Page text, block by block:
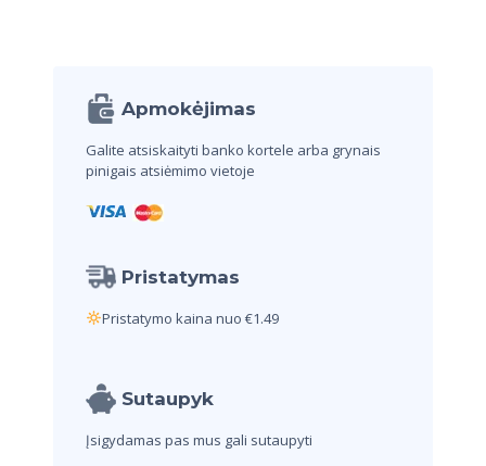
Apmokėjimas
Galite atsiskaityti banko kortele arba grynais
pinigais atsiėmimo vietoje
Pristatymas
Pristatymo kaina nuo €1.49
Sutaupyk
Įsigydamas pas mus gali sutaupyti